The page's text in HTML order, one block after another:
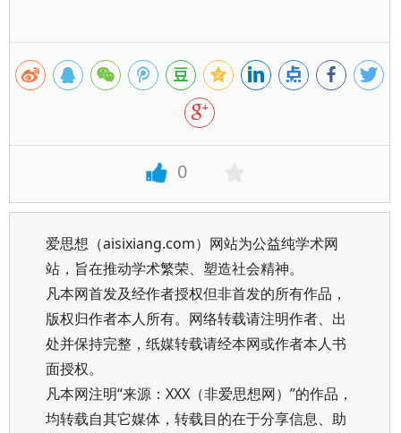
0
爱思想（aisixiang.com）网站为公益纯学术网
站，旨在推动学术繁荣、塑造社会精神。
凡本网首发及经作者授权但非首发的所有作品，
版权归作者本人所有。网络转载请注明作者、出
处并保持完整，纸媒转载请经本网或作者本人书
面授权。
凡本网注明“来源：XXX（非爱思想网）”的作品，
均转载自其它媒体，转载目的在于分享信息、助